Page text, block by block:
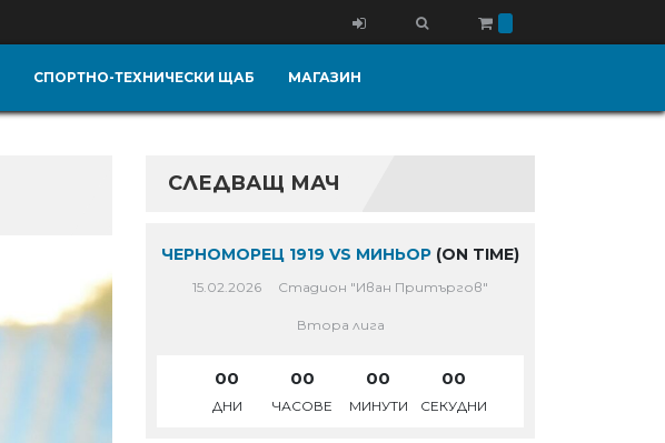
СПОРТНО-ТЕХНИЧЕСКИ ЩАБ МАГАЗИН
СЛЕДВАЩ МАЧ
ЧЕРНОМОРЕЦ 1919 VS МИНЬОР (ON TIME)
15.02.2026 Стадион "Иван Притъргов"
Втора лига
00
ДНИ
00
ЧАСОВЕ
00
МИНУТИ
00
СЕКУДНИ